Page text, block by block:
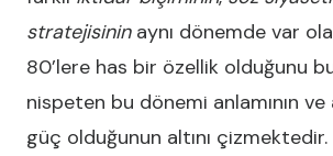
stratejisininaynı dönemde var
80’lere has bir özellik olduğunu
nispeten bu dönemi anlamının ve
güç olduğunun altını